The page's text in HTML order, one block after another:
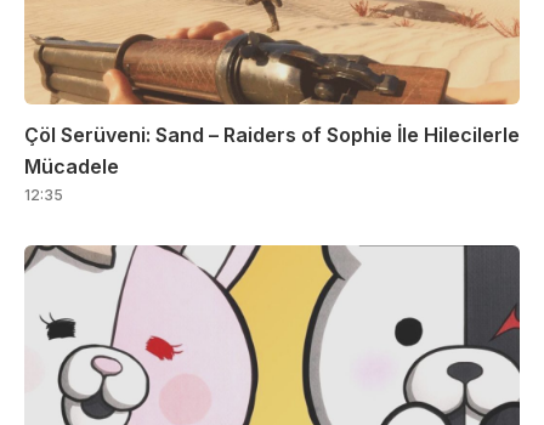
Çöl Serüveni: Sand – Raiders of Sophie İle Hilecilerle
Mücadele
12:35